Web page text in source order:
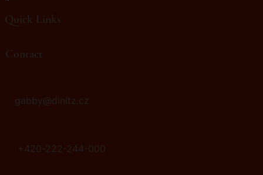
Contact
gabby@dinitz.cz
+420-222-244-000
Quick Links